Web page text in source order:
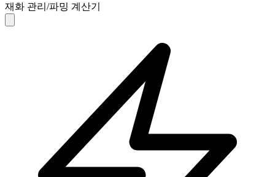
재화 관리/파밍 계산기